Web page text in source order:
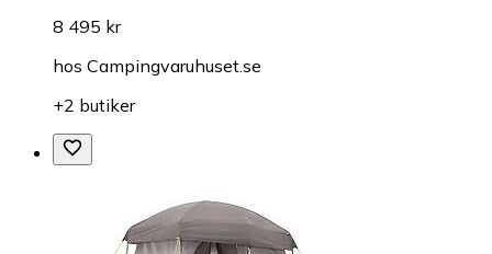
8 495 kr
hos Campingvaruhuset.se
+2 butiker